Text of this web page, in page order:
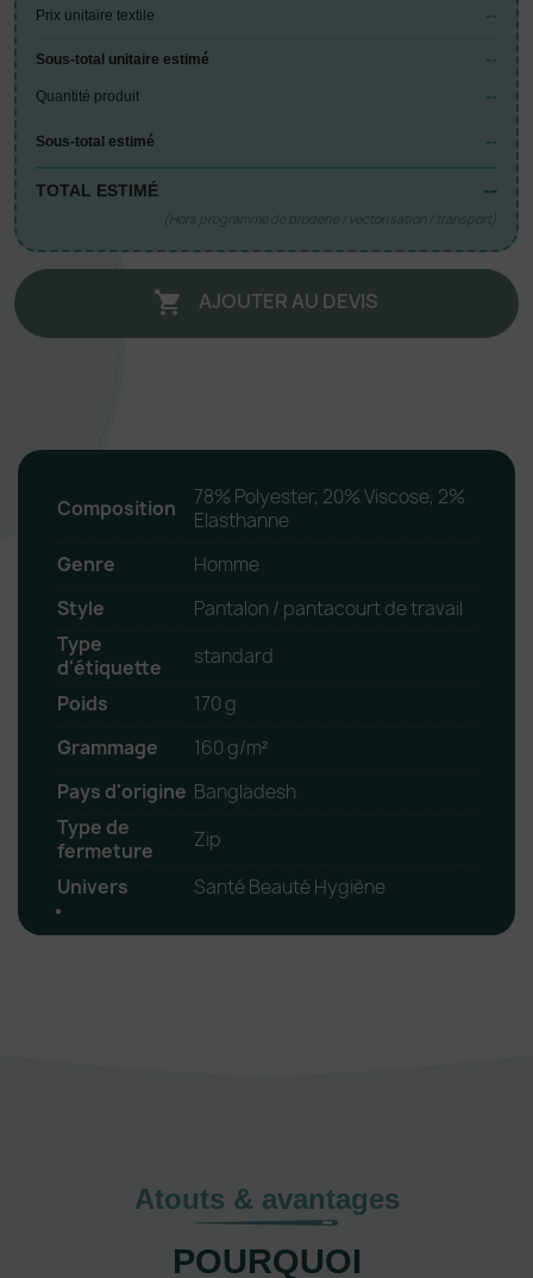
Prix unitaire textile --
Sous-total unitaire estimé --
Quantité produit --
Sous-total estimé --
TOTAL ESTIMÉ --
(Hors programme de broderie / vectorisation / transport)
 AJOUTER AU DEVIS
Composition
78% Polyester, 20% Viscose, 2%
Elasthanne
Genre
Homme
Style
Pantalon / pantacourt de travail
Type
d'étiquette
standard
Poids
170 g
Grammage
160 g/m²
Pays d'origine Bangladesh
Type de
fermeture
Zip
Univers
Santé Beauté Hygiène
Atouts & avantages
POURQUOI